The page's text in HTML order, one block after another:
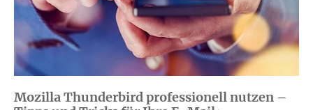
Mozilla Thunderbird professionell nutzen –